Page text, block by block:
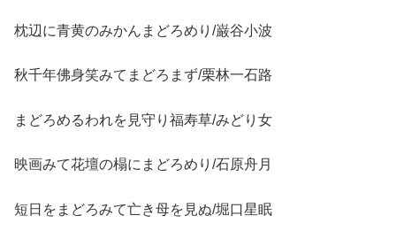
枕辺に青黄のみかんまどろめり/巌谷小波
秋千年佛身笑みてまどろまず/栗林一石路
まどろめるわれを見守り福寿草/みどり女
映画みて花壇の榻にまどろめり/石原舟月
短日をまどろみて亡き母を見ぬ/堀口星眠